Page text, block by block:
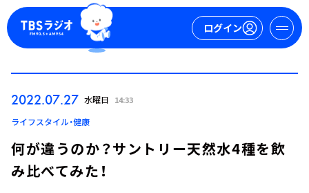
ログイン
ログイン
2022.07.27 水曜日 14:33
ライフスタイル・健康
何が違うのか？サントリー天然水4種を飲
み比べてみた！